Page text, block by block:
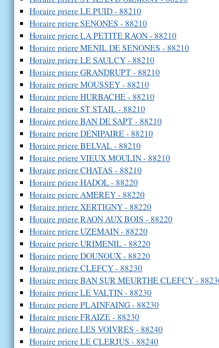
Horaire priere LE PUID - 88210
Horaire priere SENONES - 88210
Horaire priere LA PETITE RAON - 88210
Horaire priere MENIL DE SENONES - 88210
Horaire priere LE SAULCY - 88210
Horaire priere GRANDRUPT - 88210
Horaire priere MOUSSEY - 88210
Horaire priere HURBACHE - 88210
Horaire priere ST STAIL - 88210
Horaire priere BAN DE SAPT - 88210
Horaire priere DENIPAIRE - 88210
Horaire priere BELVAL - 88210
Horaire priere VIEUX MOULIN - 88210
Horaire priere CHATAS - 88210
Horaire priere HADOL - 88220
Horaire priere AMEREY - 88220
Horaire priere XERTIGNY - 88220
Horaire priere RAON AUX BOIS - 88220
Horaire priere UZEMAIN - 88220
Horaire priere URIMENIL - 88220
Horaire priere DOUNOUX - 88220
Horaire priere CLEFCY - 88230
Horaire priere BAN SUR MEURTHE CLEFCY -
Horaire priere LE VALTIN - 88230
Horaire priere PLAINFAING - 88230
Horaire priere FRAIZE - 88230
Horaire priere LES VOIVRES - 88240
Horaire priere LE CLERJUS - 88240